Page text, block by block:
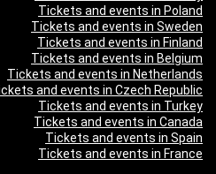
Tickets and events in Poland
Tickets and events in Sweden
Tickets and events in Finland
Tickets and events in Belgium
Tickets and events in Netherlands
and events in Czech Republic
Tickets and events in Turkey
Tickets and events in Canada
Tickets and events in Spain
Tickets and events in France